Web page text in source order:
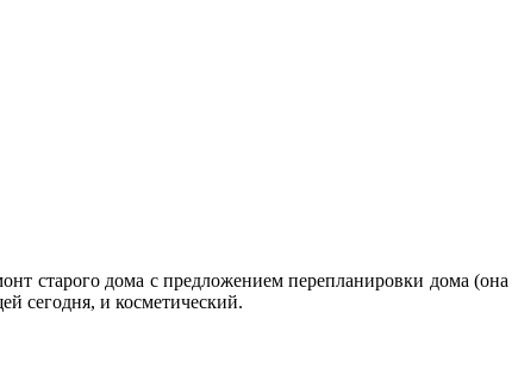
старого дома с предложением перепланировки дома (она
сегодня, и косметический.